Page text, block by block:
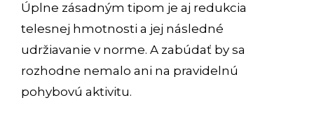
Úplne zásadným tipom je aj redukcia
telesnej hmotnosti a jej následné
udržiavanie v norme. A zabúdať by sa
rozhodne nemalo ani na pravidelnú
pohybovú aktivitu.